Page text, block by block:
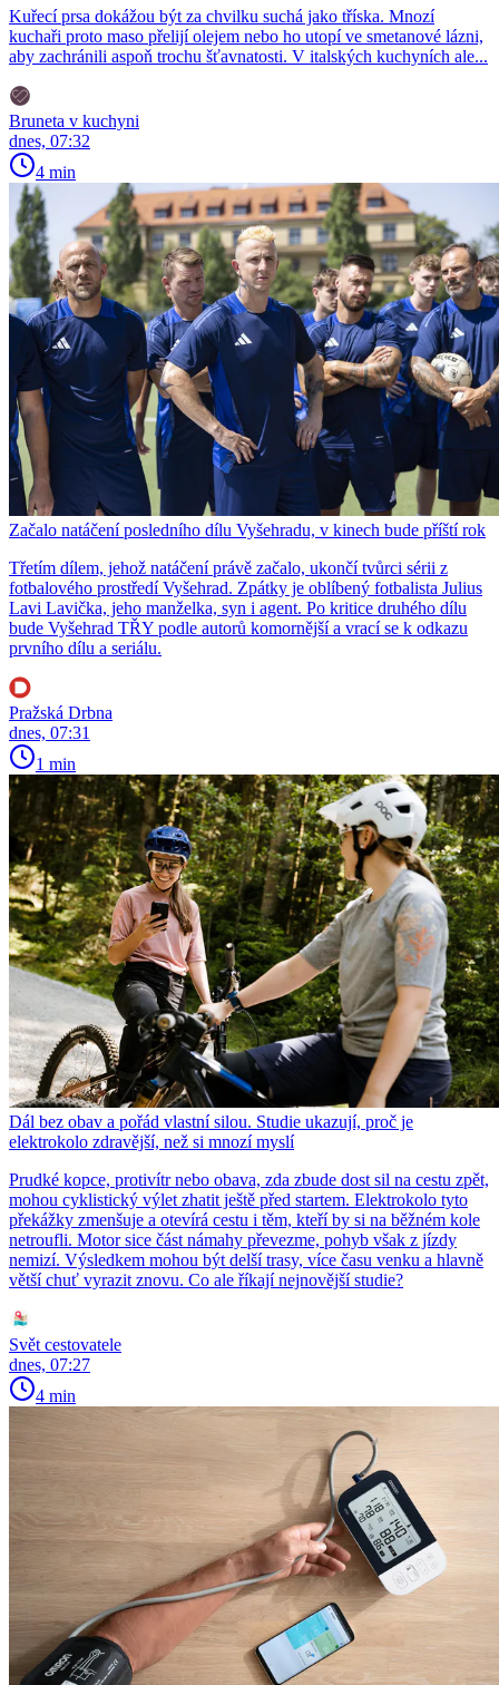
Kuřecí prsa dokážou být za chvilku suchá jako tříska. Mnozí
kuchaři proto maso přelijí olejem nebo ho utopí ve smetanové lázni,
aby zachránili aspoň trochu šťavnatosti. V italských kuchyních ale...
Bruneta v kuchyni
dnes, 07:32
4 min
Začalo natáčení posledního dílu Vyšehradu, v kinech bude příští rok
Třetím dílem, jehož natáčení právě začalo, ukončí tvůrci sérii z
fotbalového prostředí Vyšehrad. Zpátky je oblíbený fotbalista Julius
Lavi Lavička, jeho manželka, syn i agent. Po kritice druhého dílu
bude Vyšehrad TŘY podle autorů komornější a vrací se k odkazu
prvního dílu a seriálu.
Pražská Drbna
dnes, 07:31
1 min
Dál bez obav a pořád vlastní silou. Studie ukazují, proč je
elektrokolo zdravější, než si mnozí myslí
Prudké kopce, protivítr nebo obava, zda zbude dost sil na cestu zpět,
mohou cyklistický výlet zhatit ještě před startem. Elektrokolo tyto
překážky zmenšuje a otevírá cestu i těm, kteří by si na běžném kole
netroufli. Motor sice část námahy převezme, pohyb však z jízdy
nemizí. Výsledkem mohou být delší trasy, více času venku a hlavně
větší chuť vyrazit znovu. Co ale říkají nejnovější studie?
Svět cestovatele
dnes, 07:27
4 min